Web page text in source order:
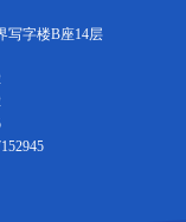
写字楼B座14层